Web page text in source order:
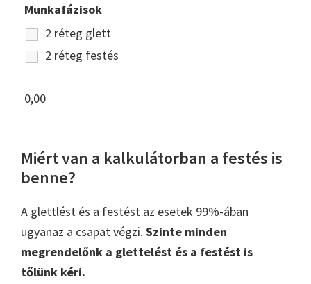
Munkafázisok
2 réteg glett
2 réteg festés
0,00
Miért van a kalkulátorban a festés is
benne?
A glettlést és a festést az esetek 99%-ában
ugyanaz a csapat végzi. Szinte minden
megrendelőnk a glettelést és a festést is
tőlünk kéri.